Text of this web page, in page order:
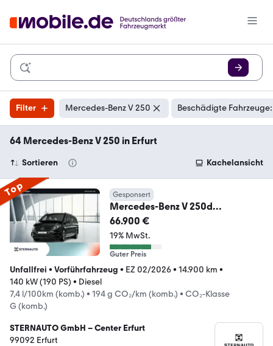
Filter Mercedes-Benz V 250 Beschädigte
64 Mercedes-Benz V 250 in Erfurt
Sortieren Kachelansicht
Top Gesponsert
Mercedes-Benz V 250d
STYLE+LED+NAVI+AHK+360G+ST
DHZG+DISTR+MBUX
66.900 €
19% MwSt.
Guter Preis
Unfallfrei • Vorführfahrzeug • EZ 02/2026• 14.900 km •
140 kW (190 PS) • Diesel
7,4 l/100km (komb.) • 194 g CO₂/km (komb.) • CO₂-Klasse
G (komb.)
STERNAUTO GmbH – Center Erfurt
99092 Erfurt